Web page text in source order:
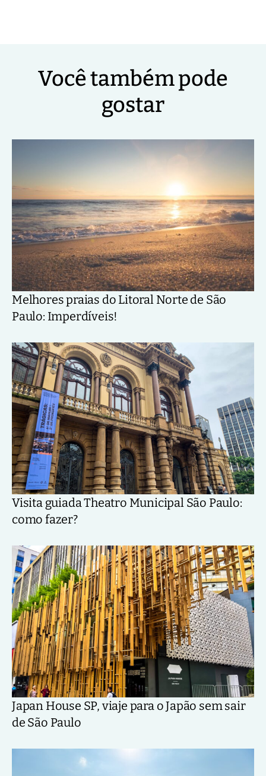
Você também pode
gostar
Melhores praias do Litoral Norte de São
Paulo: Imperdíveis!
Visita guiada Theatro Municipal São Paulo:
como fazer?
Japan House SP, viaje para o Japão sem sair
de São Paulo